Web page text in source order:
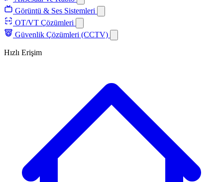
Görüntü & Ses Sistemleri
OT/VT Çözümleri
Güvenlik Çözümleri (CCTV)
Hızlı Erişim